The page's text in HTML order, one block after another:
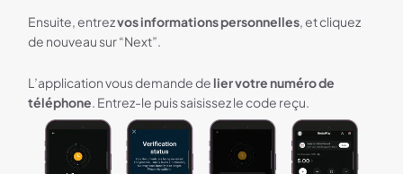
Ensuite, entrezvos informations personnelles, et cliquez
de nouveau sur “Next”.
L’application vous demande de lier votre numéro de
téléphone. Entrez-le puis saisissez le code reçu.